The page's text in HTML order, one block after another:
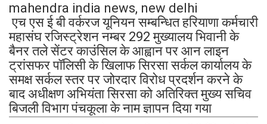
mahendra india news, new delhi
एच एस ई बी वर्करज यूनियन सम्बन्धित हरियाणा कर्मचारी
महासंघ रजिस्ट्रेशन नम्बर 292 मुख्यालय भिवानी के
बैनर तले सेंटर काउंसिल के आह्वान पर आन लाइन
ट्रांसफर पॉलिसी के खिलाफ सिरसा सर्कल कार्यालय के
समक्ष सर्कल स्तर पर जोरदार विरोध प्रदर्शन करने के
बाद अधीक्षण अभियंता सिरसा को अतिरिक्त मुख्य सचिव
बिजली विभाग पंचकूला के नाम ज्ञापन दिया गया